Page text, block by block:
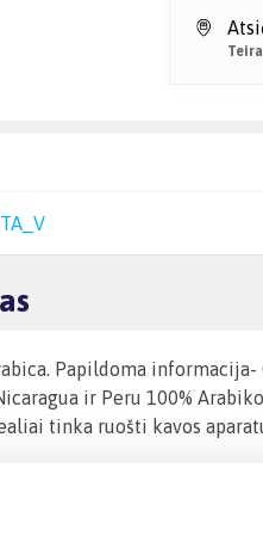
Papildoma
ir Peru 100%
tinka ruošti kavos